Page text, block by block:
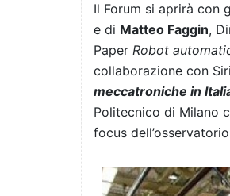
Il Forum si aprirà con
e di Matteo Faggin,
Paper Robot
collaborazione con
meccatroniche in
Politecnico di Milano
focus